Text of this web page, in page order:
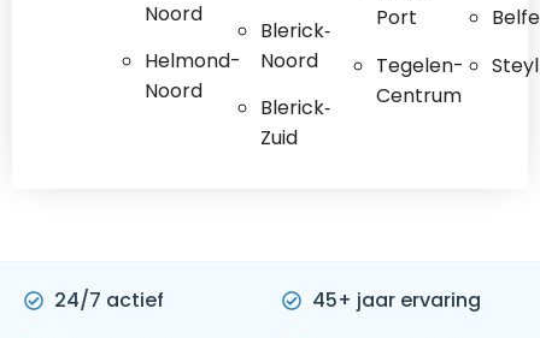
Noord
Helmond-
Noord
Blerick‐
Noord
Blerick‐
Zuid
Port
Tegelen-
Centrum
Steyl
24/7 actief
45+ jaar ervaring